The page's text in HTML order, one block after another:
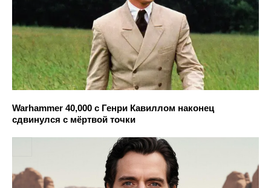
Warhammer 40,000 с Генри Кавиллом наконец
сдвинулся с мёртвой точки